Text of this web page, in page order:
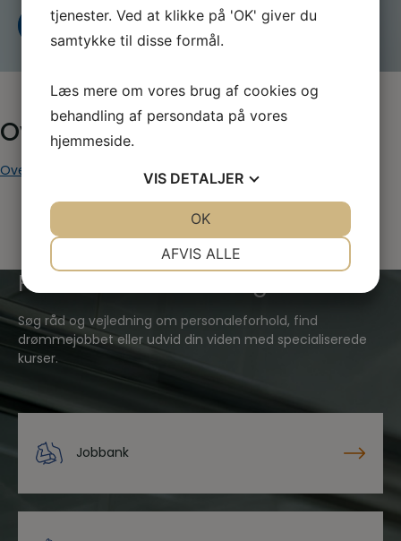
Kontakt os Bliv medlem i dag
Overenskomst for elever
Overenskomst for elever
Find hvad du har brug for
Søg råd og vejledning om personaleforhold, find
drømmejobbet eller udvid din viden med specialiserede
kurser.
Jobbank
tjenester. Ved at klikke på 'OK' giver du
samtykke til disse formål.
Læs mere om vores brug af cookies og
behandling af persondata på vores
hjemmeside.
VIS DETALJER
AFVIS ALLE
OK